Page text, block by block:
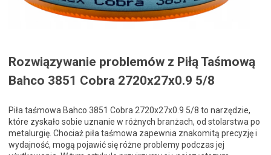
Rozwiązywanie problemów z Piłą Taśmową
Bahco 3851 Cobra 2720x27x0.9 5/8
Piła taśmowa Bahco 3851 Cobra 2720x27x0.9 5/8 to narzędzie,
które zyskało sobie uznanie w różnych branżach, od stolarstwa po
metalurgię. Chociaż piła taśmowa zapewnia znakomitą precyzję i
wydajność, mogą pojawić się różne problemy podczas jej